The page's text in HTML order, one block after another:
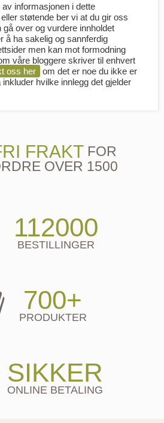
informasjonen i dette
støtende ber vi at du gir oss
over og vurdere innholdet
å ha sakelig og sannferdig
men kan mot formodning
våre bloggere skriver til enhvert
oss her
om det er noe du ikke er
hvilke innlegg det gjelder
FRAKTFOR
OVER 1500
112000
BESTILLINGER
700+
PRODUKTER
SIKKER
ONLINE BETALING